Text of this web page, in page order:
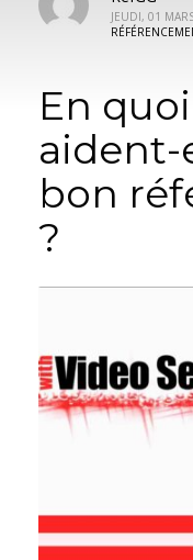
JEUDI, 01
En
aident-
bon
?